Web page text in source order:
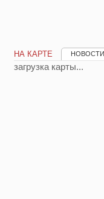
НА КАРТЕ НОВОСТИ
загрузка карты...